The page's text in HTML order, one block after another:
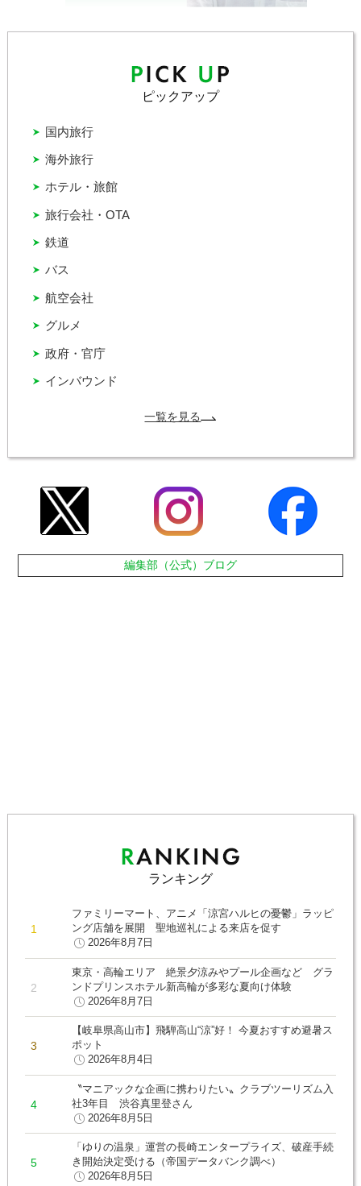
ピックアップ
インバウンド
グルメ
バス
ホテル・旅館
国内旅行
政府・官庁
旅行会社・OTA
海外旅行
航空会社
鉄道
一覧を見る
編集部（公式）ブログ
ランキング
ファミリーマート、アニメ「涼宮ハルヒの憂鬱」ラッピ
ング店舗を展開 聖地巡礼による来店を促す
2026年8月7日
東京・高輪エリア 絶景夕涼みやプール企画など グラ
ンドプリンスホテル新高輪が多彩な夏向け体験
2026年8月7日
【岐阜県高山市】飛騨高山“涼”好！ 今夏おすすめ避暑ス
ポット
2026年8月4日
〝マニアックな企画に携わりたい〟クラブツーリズム入
社3年目 渋谷真里登さん
2026年8月5日
「ゆりの温泉」運営の長崎エンタープライズ、破産手続
き開始決定受ける（帝国データバンク調べ）
2026年8月5日